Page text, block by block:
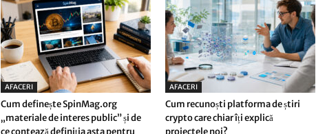
AFACERI
Cum definește SpinMag.org
„materiale de interes public” și de
ce contează definiția asta pentru
AFACERI
Cum recunoști platforma de știri
crypto care chiar îți explică
proiectele noi?